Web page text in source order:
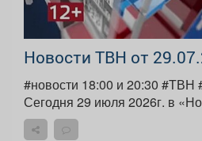
Новости ТВН от
#новости 18:00 и 20:30 #ТВН
Сегодня 29 июля 2026г. в